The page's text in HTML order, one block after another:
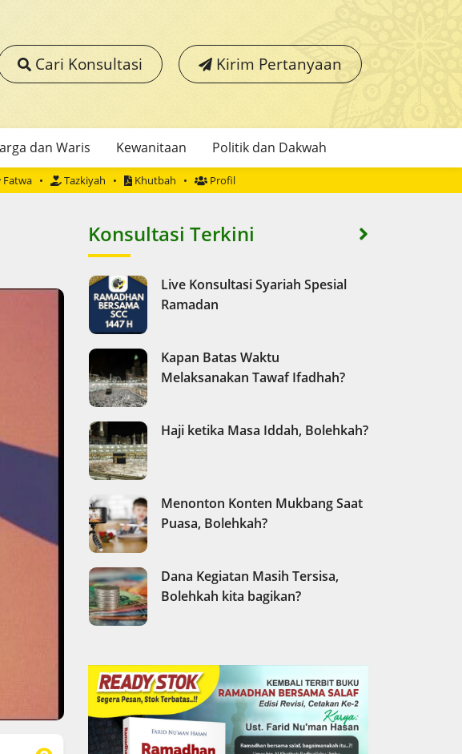
Cari Konsultasi Kirim Pertanyaan
dan Waris Kewanitaan Politik dan Dakwah
Fatwa Tazkiyah Khutbah Profil
Konsultasi Terkini
Live Konsultasi Syariah Spesial
Ramadan
Kapan Batas Waktu
Melaksanakan Tawaf Ifadhah?
Haji ketika Masa Iddah, Bolehkah?
Menonton Konten Mukbang Saat
Puasa, Bolehkah?
Dana Kegiatan Masih Tersisa,
Bolehkah kita bagikan?